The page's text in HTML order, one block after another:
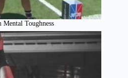
Toughness